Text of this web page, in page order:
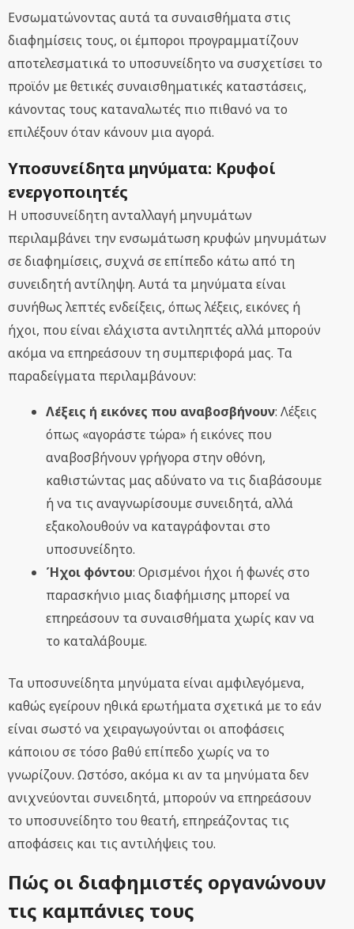
Ενσωματώνοντας αυτά τα συναισθήματα στις
διαφημίσεις τους, οι έμποροι προγραμματίζουν
αποτελεσματικά το υποσυνείδητο να συσχετίσει το
προϊόν με θετικές συναισθηματικές καταστάσεις,
κάνοντας τους καταναλωτές πιο πιθανό να το
επιλέξουν όταν κάνουν μια αγορά.
Υποσυνείδητα μηνύματα: Κρυφοί
ενεργοποιητές
Η υποσυνείδητη ανταλλαγή μηνυμάτων
περιλαμβάνει την ενσωμάτωση κρυφών μηνυμάτων
σε διαφημίσεις, συχνά σε επίπεδο κάτω από τη
συνειδητή αντίληψη. Αυτά τα μηνύματα είναι
συνήθως λεπτές ενδείξεις, όπως λέξεις, εικόνες ή
ήχοι, που είναι ελάχιστα αντιληπτές αλλά μπορούν
ακόμα να επηρεάσουν τη συμπεριφορά μας. Τα
παραδείγματα περιλαμβάνουν:
Λέξεις ή εικόνες που αναβοσβήνουν: Λέξεις
όπως «αγοράστε τώρα» ή εικόνες που
αναβοσβήνουν γρήγορα στην οθόνη,
καθιστώντας μας αδύνατο να τις διαβάσουμε
ή να τις αναγνωρίσουμε συνειδητά, αλλά
εξακολουθούν να καταγράφονται στο
υποσυνείδητο.
Ήχοι φόντου: Ορισμένοι ήχοι ή φωνές στο
παρασκήνιο μιας διαφήμισης μπορεί να
επηρεάσουν τα συναισθήματα χωρίς καν να
το καταλάβουμε.
Τα υποσυνείδητα μηνύματα είναι αμφιλεγόμενα,
καθώς εγείρουν ηθικά ερωτήματα σχετικά με το εάν
είναι σωστό να χειραγωγούνται οι αποφάσεις
κάποιου σε τόσο βαθύ επίπεδο χωρίς να το
γνωρίζουν. Ωστόσο, ακόμα κι αν τα μηνύματα δεν
ανιχνεύονται συνειδητά, μπορούν να επηρεάσουν
το υποσυνείδητο του θεατή, επηρεάζοντας τις
αποφάσεις και τις αντιλήψεις του.
Πώς οι διαφημιστές οργανώνουν
τις καμπάνιες τους